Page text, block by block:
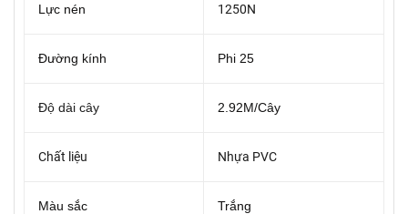
Lực nén 1250N
Đường kính Phi 25
Độ dài cây 2.92M/Cây
Chất liệu Nhựa PVC
Màu sắc Trắng